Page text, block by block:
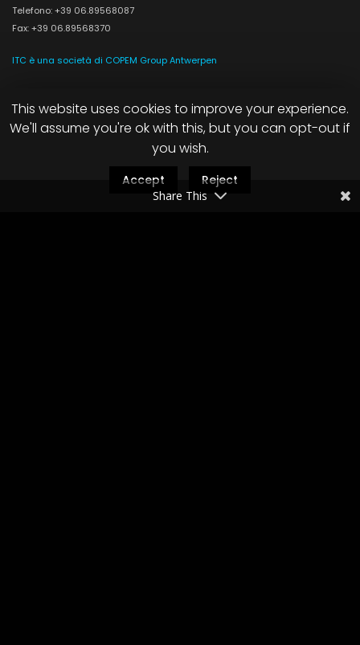
Telefono: +39 06.89568087
Fax: +39 06.89568370
ITC è una società di COPEM Group Antwerpen
BRAND
DIAMOND LASER SYSTEM
This website uses cookies to improve your experience.
We'll assume you're ok with this, but you can opt-out if
you wish.
Accept Reject
Share This